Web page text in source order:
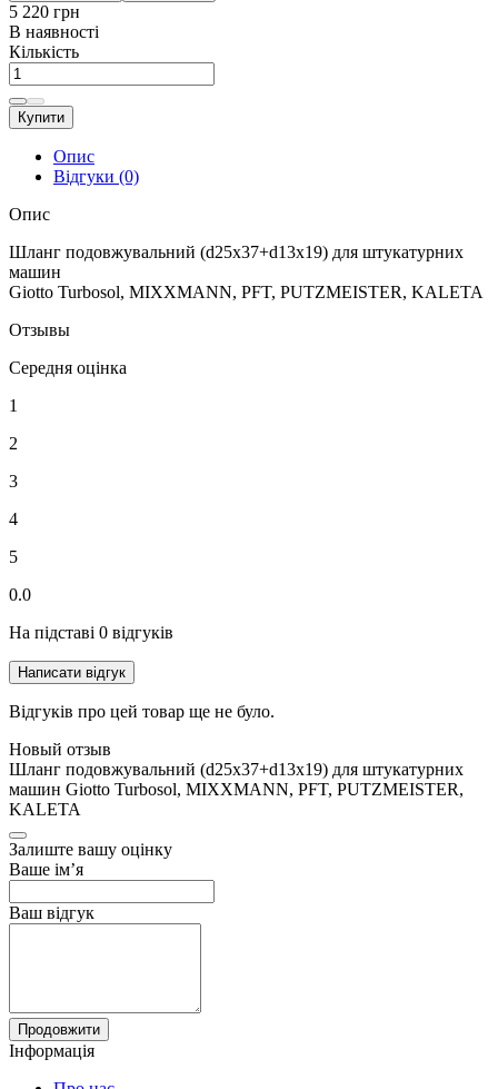
5 220 грн
В наявності
Кількість
Купити
Опис
Відгуки (0)
Опис
Шланг подовжувальний (d25x37+d13x19) для штукатурних
машин
Giotto Turbosol, MIXXMANN, PFT, PUTZMEISTER, KALETA
Отзывы
Середня оцінка
1
2
3
4
5
0.0
На підставі 0 відгуків
Написати відгук
Відгуків про цей товар ще не було.
Новый отзыв
Шланг подовжувальний (d25x37+d13x19) для штукатурних
машин Giotto Turbosol, MIXXMANN, PFT, PUTZMEISTER,
KALETA
Залиште вашу оцінку
Ваше ім’я
Ваш відгук
Продовжити
Інформація